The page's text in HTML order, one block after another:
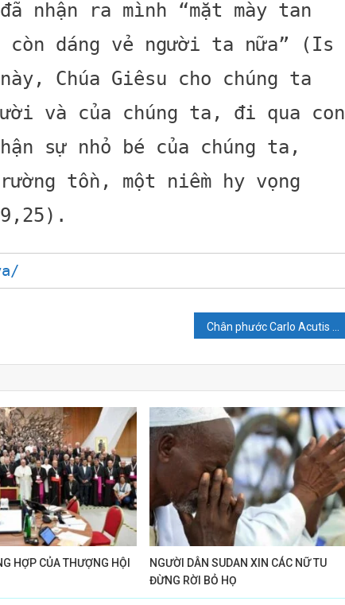
nhận ra mình “mặt mày tan
còn dáng vẻ người ta nữa” (Is
Chúa Giêsu cho chúng ta
và của chúng ta, đi qua con
sự nhỏ bé của chúng ta,
tồn, một niềm hy vọng
HỢP CỦA THƯỢNG HỘI
NGƯỜI DÂN SUDAN XIN CÁC NỮ TU
ĐỪNG RỜI BỎ HỌ